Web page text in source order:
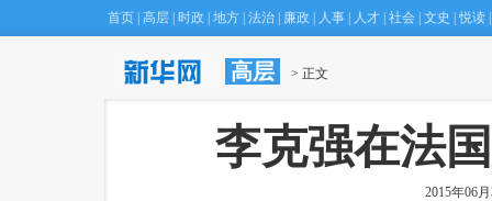
首页 高层 时政 地方 法治 廉政 人事 人才 社会 文史 悦读
高层 > 正文
·专家建议将Ｈ型高血压筛查管理纳入慢病
李克强在法
2015年06